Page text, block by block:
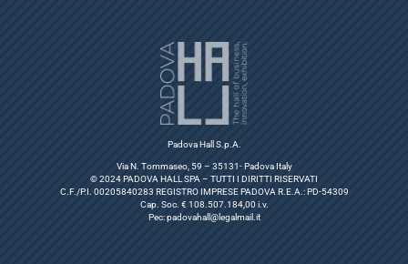
Padova Hall S.p.A.
Via N. Tommaseo, 59 – 35131- Padova Italy
© 2024 PADOVA HALL SPA – TUTTI I DIRITTI RISERVATI
C.F./P.I. 00205840283 REGISTRO IMPRESE PADOVA R.E.A.: PD-54309
Cap. Soc. € 108.507.184,00 i.v.
Pec:padovahall@legalmail.it